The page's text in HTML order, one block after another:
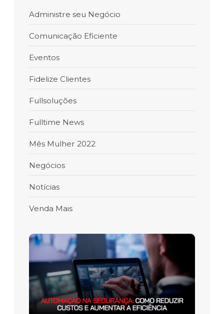
Administre seu Negócio
Comunicação Eficiente
Eventos
Fidelize Clientes
Fullsoluções
Fulltime News
Mês Mulher 2022
Negócios
Notícias
Venda Mais